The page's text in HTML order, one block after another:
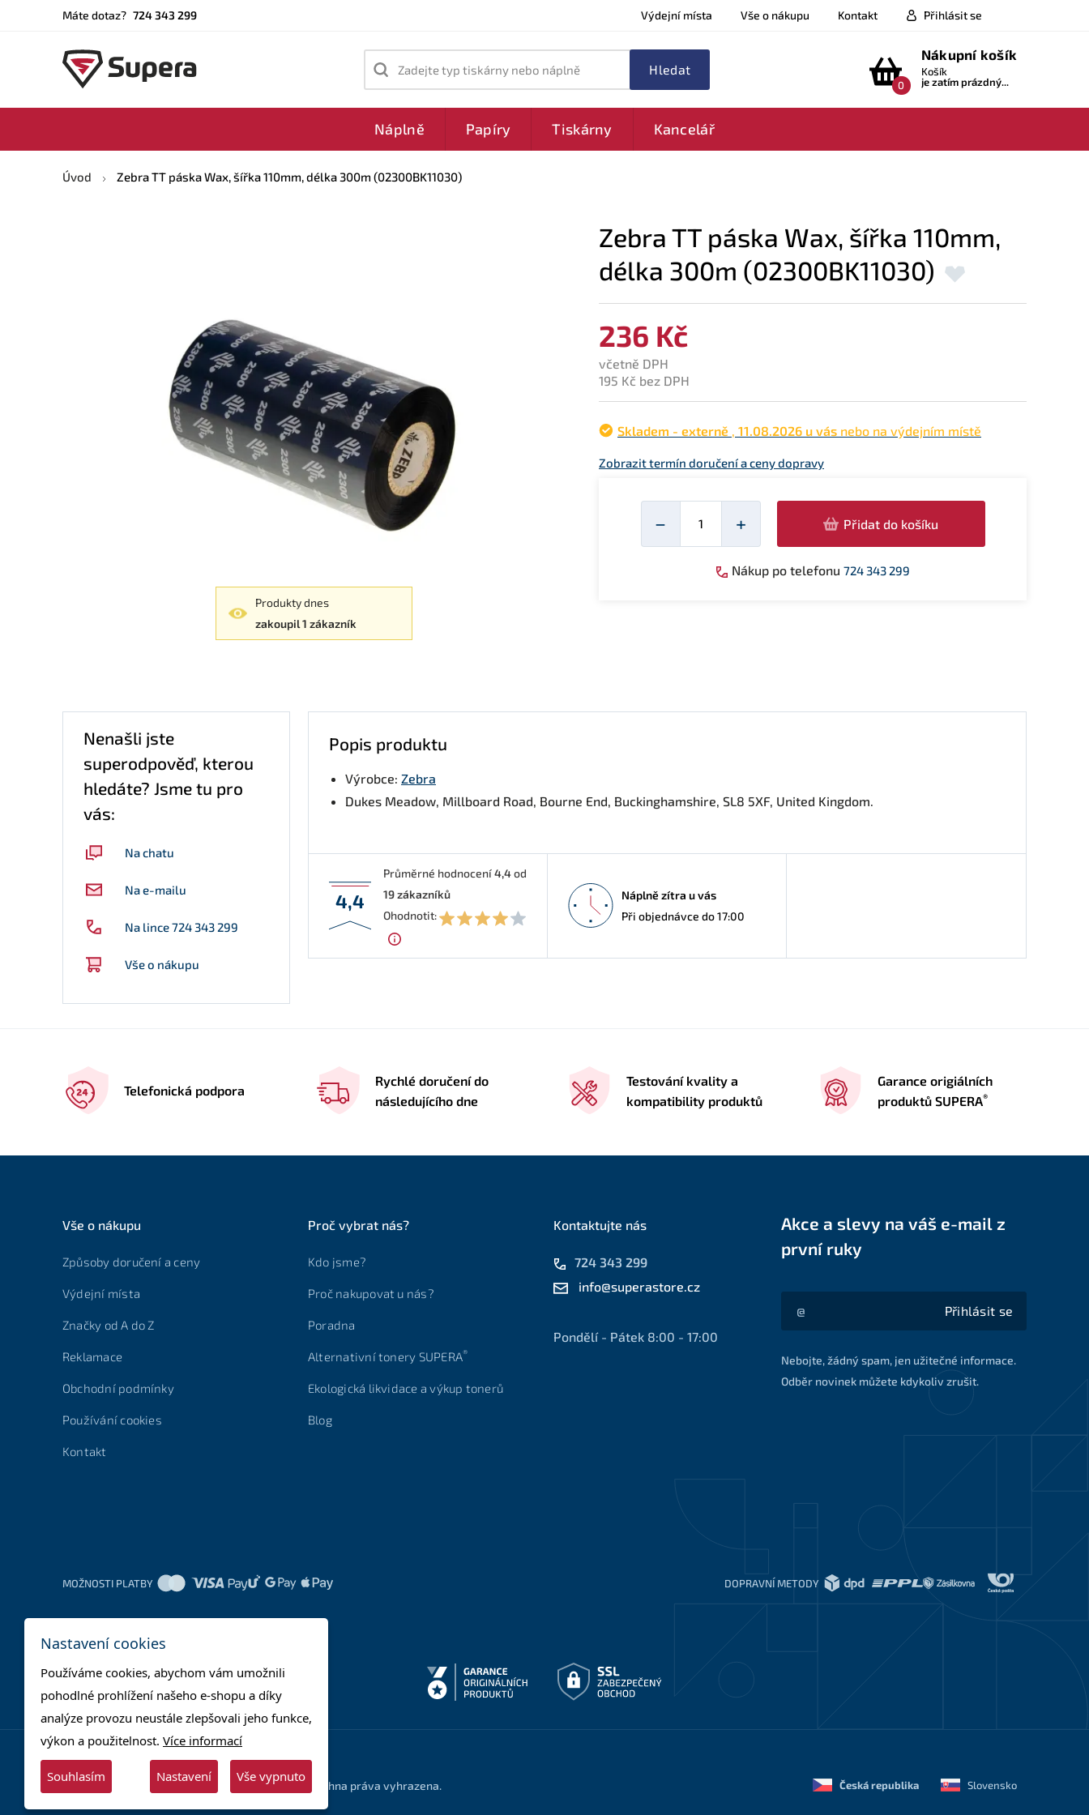
Máte dotaz? 724 343 299 Výdejní místa Vše o nákupu Kontakt Přihlásit se
Zadejte typ tiskárny nebo náplně
0
Nákupní košík
Košík
je zatím prázdný...
Náplně Papíry Tiskárny Kancelář
Úvod Zebra TT páska Wax, šířka 110mm, délka 300m (02300BK11030)
Produkty dnes
zakoupil 1 zákazník
Zebra TT páska Wax, šířka 110mm,
délka 300m (02300BK11030)
236 Kč
včetně DPH
195 Kč bez DPH
Skladem - externě 11.08.2026 u vás nebo na výdejním místě
Zobrazit termín doručení a ceny dopravy
−
Množství
+ Přidat do košíku
Nákup po telefonu 724 343 299
Nenašli jste
superodpověď, kterou
hledáte? Jsme tu pro
vás:
Na chatu
Na e-mailu
Na lince 724 343 299
Vše o nákupu
Popis produktu
Výrobce: Zebra
Dukes Meadow, Millboard Road, Bourne End, Buckinghamshire, SL8 5XF, United Kingdom.
4,4
Průměrné hodnocení4,4od
19zákazníků
Ohodnotit:
Náplně zítra u vás
Při objednávce do 17:00
Telefonická podpora
Rychlé doručení do
následujícího dne
Testování kvality a
kompatibility produktů
Garance origiálních
produktů SUPERA®
Vše o nákupu
Způsoby doručení a ceny
Výdejní místa
Značky od A do Z
Reklamace
Obchodní podmínky
Používání cookies
Kontakt
Proč vybrat nás?
Kdo jsme?
Proč nakupovat u nás?
Poradna
Alternativní tonery SUPERA®
Ekologická likvidace a výkup tonerů
Blog
Kontaktujte nás
724 343 299
info@superastore.cz
Pondělí - Pátek 8:00 - 17:00
Akce a slevy na váš e-mail z
první ruky
Akce a slevy na váš e-mail z první ruky
Přihlásit se
Nebojte, žádný spam, jen užitečné informace.
Odběr novinek můžete kdykoliv zrušit.
MOŽNOSTI PLATBY DOPRAVNÍ METODY
© 2025 - Supera Store s.r.o. - Všechna práva vyhrazena. Česká republika Slovensko
Nastavení cookies
Používáme cookies, abychom vám umožnili
pohodlné prohlížení našeho e-shopu a díky
analýze provozu neustále zlepšovali jeho funkce,
výkon a použitelnost. Více informací
Souhlasím Nastavení Vše vypnuto